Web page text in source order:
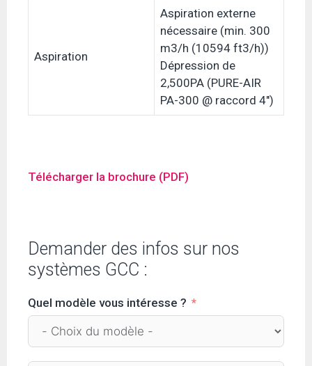
Aspiration
Aspiration externe
nécessaire (min. 300
m3/h (10594 ft3/h))
Dépression de
2,500PA (PURE-AIR
PA-300 @ raccord 4″)
Télécharger la brochure (PDF)
Demander des infos sur nos
systèmes GCC :
Quel modèle vous intéresse ?